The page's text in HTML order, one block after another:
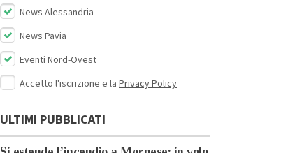
News Alessandria
News Pavia
Eventi Nord-Ovest
Accetto l'iscrizione e la Privacy Policy
ULTIMI PUBBLICATI